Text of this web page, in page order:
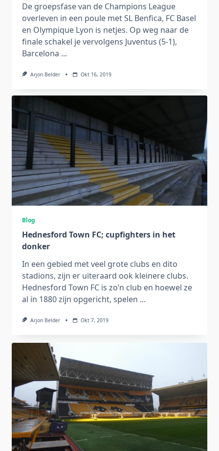
De groepsfase van de Champions League
overleven in een poule met SL Benfica, FC Basel
en Olympique Lyon is netjes. Op weg naar de
finale schakel je vervolgens Juventus (5-1),
Barcelona ...
Arjon Belder Okt 16, 2019
Blog
Hednesford Town FC; cupfighters in het
donker
In een gebied met veel grote clubs en dito
stadions, zijn er uiteraard ook kleinere clubs.
Hednesford Town FC is zo’n club en hoewel ze
al in 1880 zijn opgericht, spelen ...
Arjon Belder Okt 7, 2019